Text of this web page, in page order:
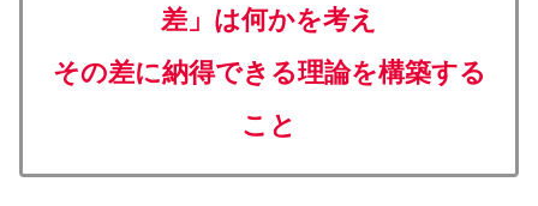
差」は何かを考え
その差に納得できる理論を構築する
こと